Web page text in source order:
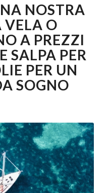
NOSTRA
VELA O
A PREZZI
SALPA PER
PER UN
SOGNO